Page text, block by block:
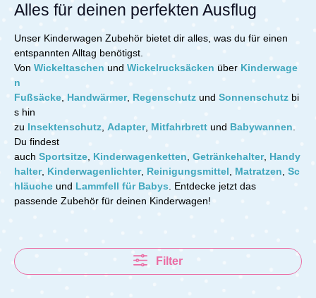
Alles für deinen perfekten Ausflug
Unser Kinderwagen Zubehör bietet dir alles, was du für einen
entspannten Alltag benötigst.
Von Wickeltaschen und Wickelrucksäcken über Kinderwage
n
Fußsäcke Handwärmer, Regenschutz und Sonnenschutz bi
s hin
zu Insektenschutz Adapter, Mitfahrbrett und Babywannen
Du findest
auch Sportsitze Kinderwagenketten Getränkehalter, Handy
halter, Kinderwagenlichter, Reinigungsmittel Matratzen Sc
hläuche und Lammfell für Babys
Entdecke jetzt das
passende Zubehör für deinen Kinderwagen!
Filter